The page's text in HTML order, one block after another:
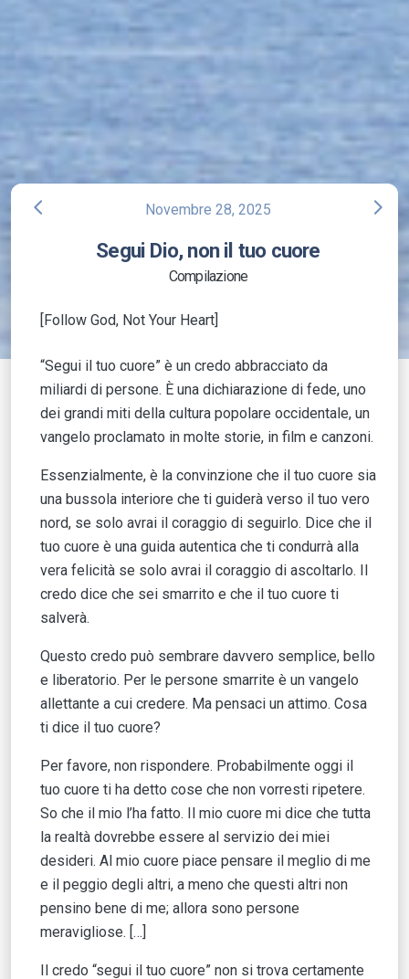
arrow_back_ios Novembre 28, 2025 arrow_forward_ios
Segui Dio, non il tuo cuore
Compilazione
[Follow God, Not Your Heart]
“Segui il tuo cuore” è un credo abbracciato da
miliardi di persone. È una dichiarazione di fede, uno
dei grandi miti della cultura popolare occidentale, un
vangelo proclamato in molte storie, in film e canzoni.
Essenzialmente, è la convinzione che il tuo cuore sia
una bussola interiore che ti guiderà verso il tuo vero
nord, se solo avrai il coraggio di seguirlo. Dice che il
tuo cuore è una guida autentica che ti condurrà alla
vera felicità se solo avrai il coraggio di ascoltarlo. Il
credo dice che sei smarrito e che il tuo cuore ti
salverà.
Questo credo può sembrare davvero semplice, bello
e liberatorio. Per le persone smarrite è un vangelo
allettante a cui credere. Ma pensaci un attimo. Cosa
ti dice il tuo cuore?
Per favore, non rispondere. Probabilmente oggi il
tuo cuore ti ha detto cose che non vorresti ripetere.
So che il mio l’ha fatto. Il mio cuore mi dice che tutta
la realtà dovrebbe essere al servizio dei miei
desideri. Al mio cuore piace pensare il meglio di me
e il peggio degli altri, a meno che questi altri non
pensino bene di me; allora sono persone
meravigliose. […]
Il credo “segui il tuo cuore” non si trova certamente